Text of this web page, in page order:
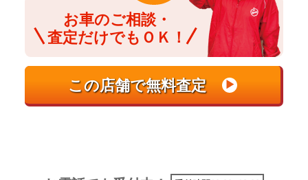
お車のご相談・
査定だけでもＯＫ！